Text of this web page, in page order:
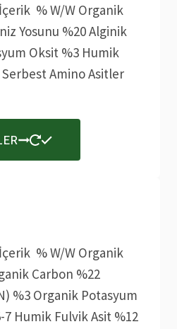
Seçenekler
ürün
sayfasından
seçilebilir
% W/W Organik
Yosunu %20 Alginik
Oksit %3 Humik
Amino Asitler
Seçenekler
ürün
sayfasından
seçilebilir
% W/W Organik
Carbon %22
%3 Organik Potasyum
7 Humik Fulvik Asit %12